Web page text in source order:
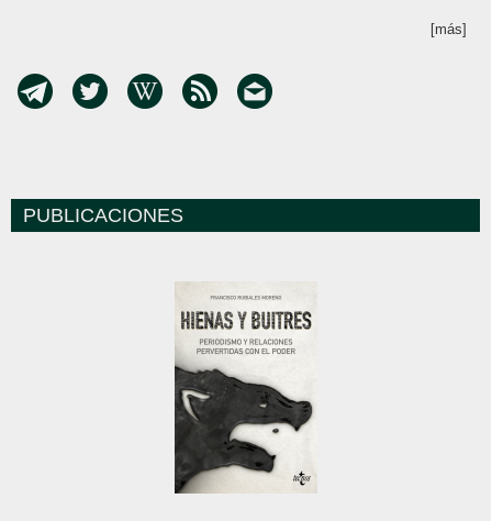
[más]
PUBLICACIONES